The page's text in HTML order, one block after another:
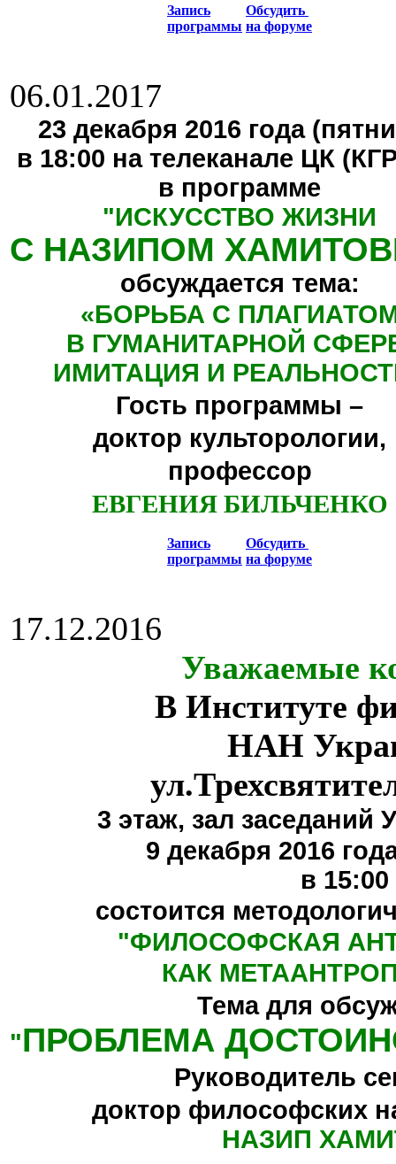
Запись
программы
Обсудить
на форуме
06.01.2017
23 декабря 2016 года
в 18:00 на телеканале ЦК
в программе
"ИСКУССТВО ЖИЗНИ
С НАЗИПОМ
обсуждается тема:
«БОРЬБА С
В ГУМАНИТАРНОЙ
ИМИТАЦИЯ И
Гость программы –
доктор культорологии,
профессор
ЕВГЕНИЯ БИЛЬЧЕНКО
Запись
программы
Обсудить
на форуме
17.12.2016
Уважаемые
В Институте
НАН
3 этаж, зал заседаний
9 декабря 2016
в 15:00
состоится
"ФИЛОСОФСКАЯ
КАК
Тема для
"ПРОБЛЕМА
Руководитель
доктор философских
НАЗИП